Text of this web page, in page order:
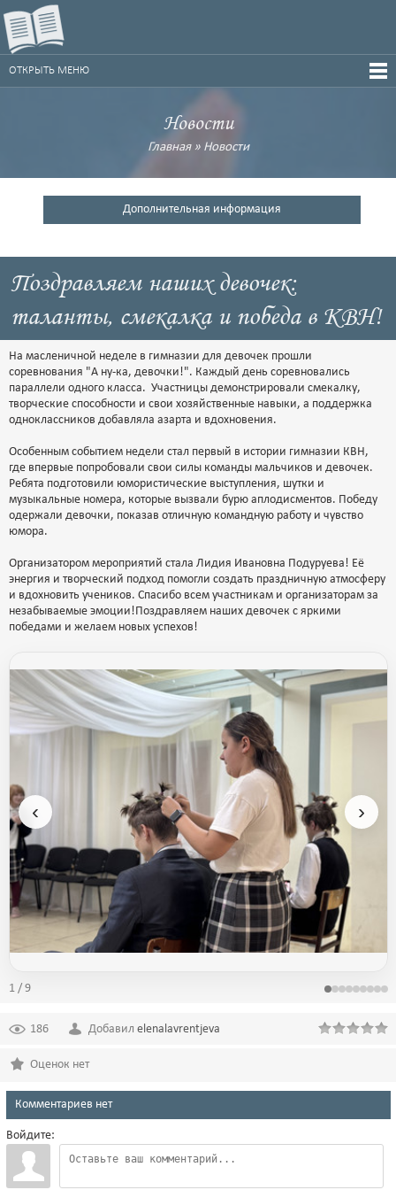
ОТКРЫТЬ МЕНЮ
Новости
Главная» Новости
Дополнительная информация
Поздравляем наших девочек:
таланты, смекалка и победа в КВН!
На масленичной неделе в гимназии для девочек прошли
соревнования "А ну-ка, девочки!". Каждый день соревновались
параллели одного класса. Участницы демонстрировали смекалку,
творческие способности и свои хозяйственные навыки, а поддержка
одноклассников добавляла азарта и вдохновения.
Особенным событием недели стал первый в истории гимназии КВН,
где впервые попробовали свои силы команды мальчиков и девочек.
Ребята подготовили юмористические выступления, шутки и
музыкальные номера, которые вызвали бурю аплодисментов. Победу
одержали девочки, показав отличную командную работу и чувство
юмора.
Организатором мероприятий стала Лидия Ивановна Подуруева! Её
энергия и творческий подход помогли создать праздничную атмосферу
и вдохновить учеников. Спасибо всем участникам и организаторам за
незабываемые эмоции!Поздравляем наших девочек с яркими
победами и желаем новых успехов!
‹ ›
1 / 9
186 Добавил elenalavrentjeva
Оценок нет
Комментариев нет
Войдите: